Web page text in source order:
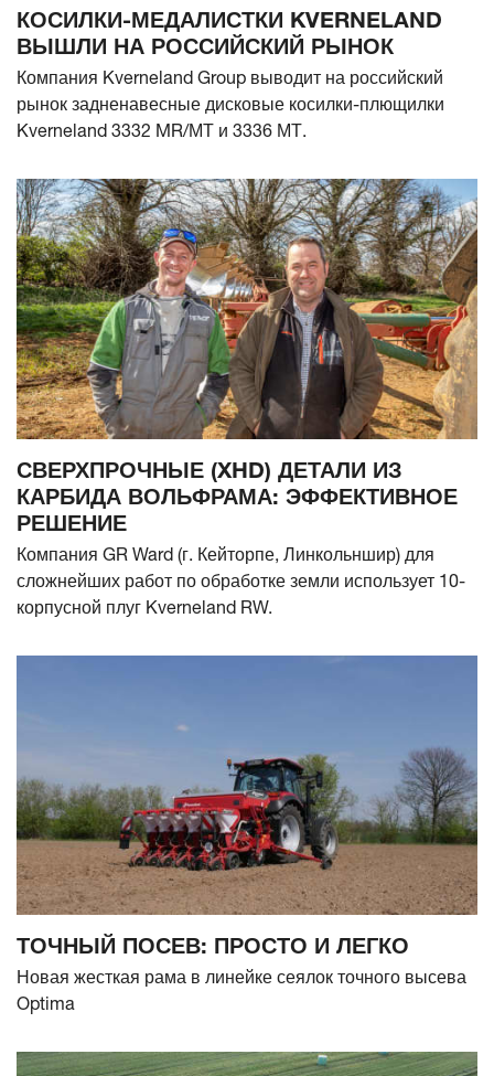
КОСИЛКИ-МЕДАЛИСТКИ KVERNELAND
ВЫШЛИ НА РОССИЙСКИЙ РЫНОК
Компания Kverneland Group выводит на российский
рынок задненавесные дисковые косилки-плющилки
Kverneland 3332 MR/МТ и 3336 МТ.
СВЕРХПРОЧНЫЕ (XHD) ДЕТАЛИ ИЗ
КАРБИДА ВОЛЬФРАМА: ЭФФЕКТИВНОЕ
РЕШЕНИЕ
Компания GR Ward (г. Кейторпе, Линкольншир) для
сложнейших работ по обработке земли использует 10-
корпусной плуг Kverneland RW.
ТОЧНЫЙ ПОСЕВ: ПРОСТО И ЛЕГКО
Новая жесткая рама в линейке сеялок точного высева
Optima